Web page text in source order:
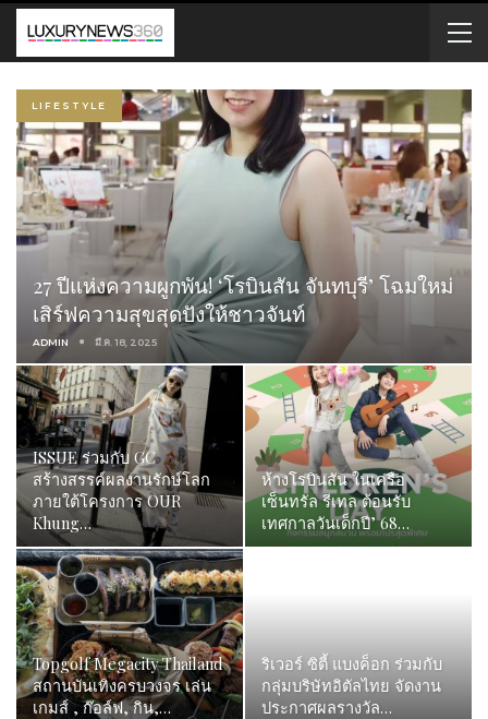
LIFESTYLE
27 ปีแห่งความผูกพัน! ‘โรบินสัน จันทบุรี’ โฉมใหม่
เสิร์ฟความสุขสุดปังให้ชาวจันท์
ADMIN มี.ค. 18, 2025
ISSUE ร่วมกับ GC
สร้างสรรค์ผลงานรักษ์โลก
ภายใต้โครงการ OUR
Khung…
ห้างโรบินสัน ในเครือ
เซ็นทรัล รีเทล ต้อนรับ
เทศกาลวันเด็กปี’ 68…
Topgolf Megacity Thailand
สถานบันเทิงครบวงจร เล่น
เกมส์ , ก๊อล์ฟ, กิน,…
ริเวอร์ ซิตี้ แบงค็อก ร่วมกับ
กลุ่มบริษัทอิตัลไทย จัดงาน
ประกาศผลรางวัล…